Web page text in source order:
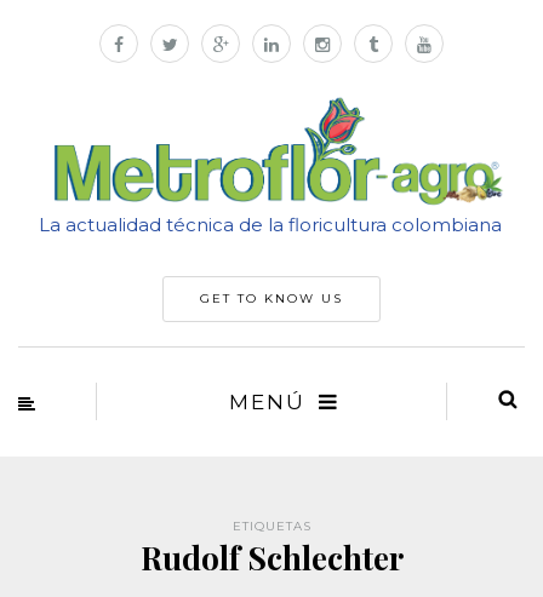
La actualidad técnica de la floricultura colombiana
GET TO KNOW US
MENÚ
ETIQUETAS
Rudolf Schlechter